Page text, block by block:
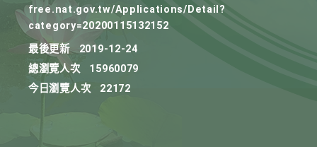
free.nat.gov.tw/Applications/Detail?
category=20200115132152
最後更新
2019-12-24
總瀏覽人次
15960079
今日瀏覽人次
22172